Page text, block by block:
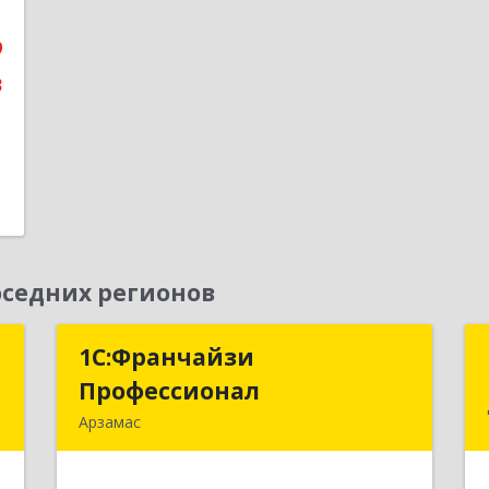
регионов
1С:Франчайзи
Профессионал
Арзамас
1С:Франчайзи
Профессионал